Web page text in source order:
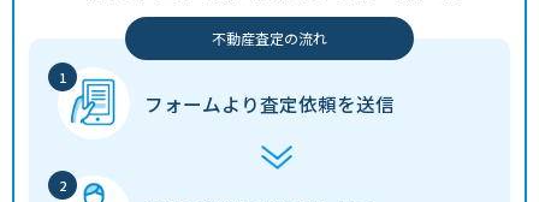
不動産査定の流れ
フォームより査定依頼を送信